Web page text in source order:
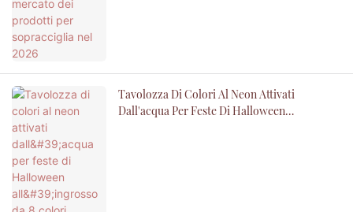
Tavolozza Di Colori Al Neon Attivati ​​
Dall'acqua Per Feste Di Halloween